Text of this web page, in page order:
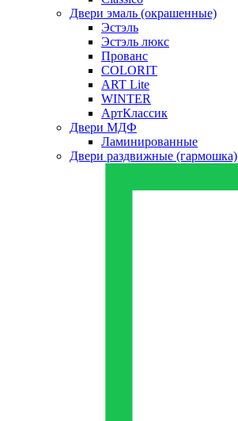
Двери эмаль (окрашенные)
Эстэль
Эстэль люкс
Прованс
COLORIT
ART Lite
WINTER
АртКлассик
Двери МДФ
Ламинированные
Двери раздвижные (гармошка)